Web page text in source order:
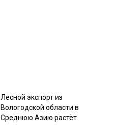
Лесной экспорт из
Вологодской области в
Среднюю Азию растёт